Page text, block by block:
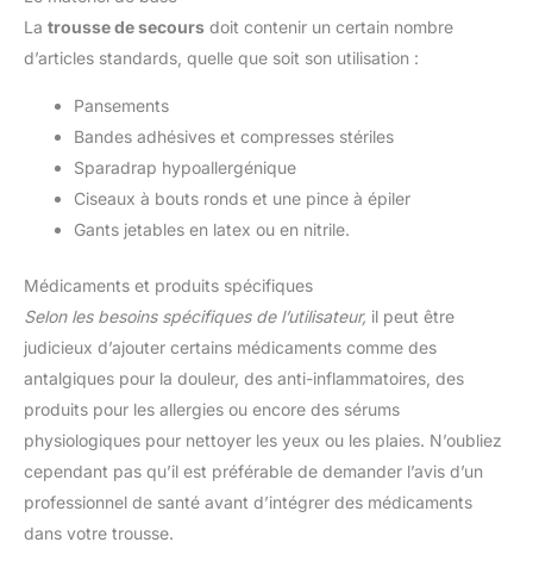
La trousse de secours doit contenir un certain nombre
d’articles standards, quelle que soit son utilisation :
Pansements
Bandes adhésives et compresses stériles
Sparadrap hypoallergénique
Ciseaux à bouts ronds et une pince à épiler
Gants jetables en latex ou en nitrile.
Médicaments et produits spécifiques
Selon les besoins spécifiques de l’utilisateur, il peut être
judicieux d’ajouter certains médicaments comme des
antalgiques pour la douleur, des anti-inflammatoires, des
produits pour les allergies ou encore des sérums
physiologiques pour nettoyer les yeux ou les plaies. N’oubliez
cependant pas qu’il est préférable de demander l’avis d’un
professionnel de santé avant d’intégrer des médicaments
dans votre trousse.